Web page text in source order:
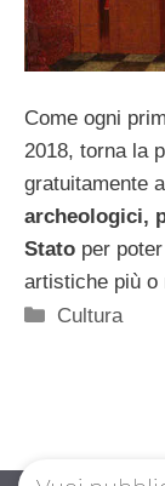
Come ogni
2018, torna la
gratuitamente a
archeologici,
Stato per
artistiche più o
Categorie
Cultura